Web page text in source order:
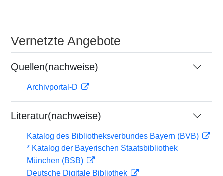
Vernetzte Angebote
Quellen(nachweise)
Archivportal-D
Literatur(nachweise)
Katalog des Bibliotheksverbundes Bayern (BVB)
* Katalog der Bayerischen Staatsbibliothek
München (BSB)
Deutsche Digitale Bibliothek